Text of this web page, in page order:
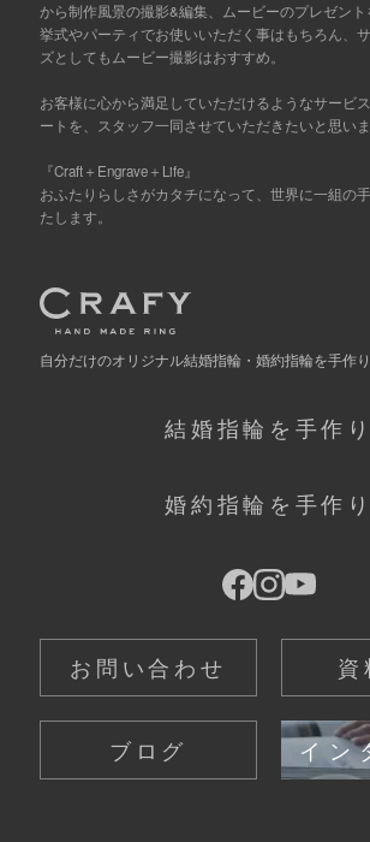
から制作風景の撮影&編集、ムービーのプレゼント
挙式やパーティでお使いいただく事はもちろん、
ズとしてもムービー撮影はおすすめ。
お客様に心から満足していただけるようなサービ
ートを、スタッフ一同させていただきたいと思いま
『Craft＋Engrave＋Life』
おふたりらしさがカタチになって、世界に一組の
たします。
自分だけのオリジナル結婚指輪・婚約指輪を手作り
結婚指輪を手作り
婚約指輪を手作り
お問い合わせ 資
ブログ イン